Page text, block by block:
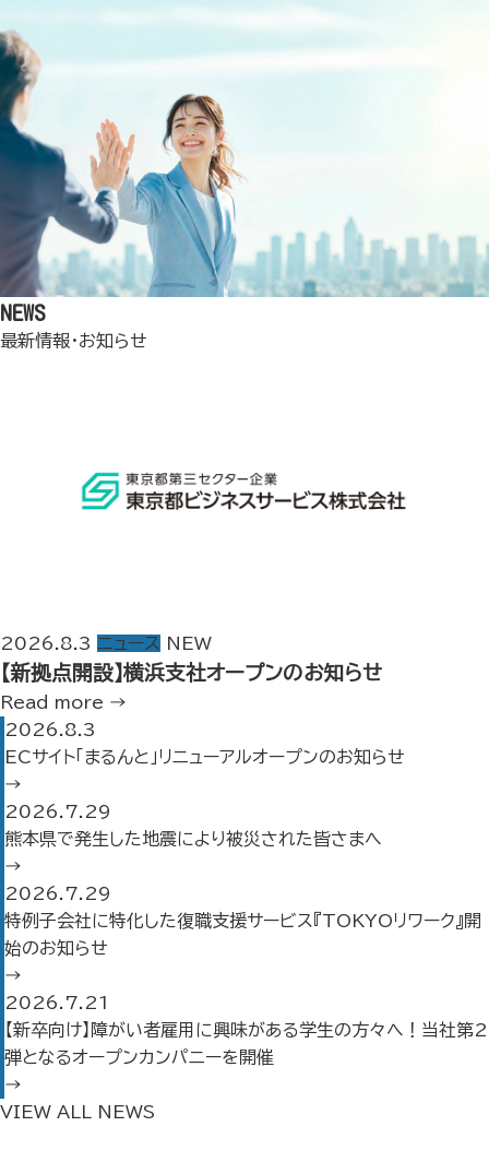
NEWS
最新情報・お知らせ
2026.8.3 ニュース NEW
【新拠点開設】横浜支社オープンのお知らせ
Read more →
2026.8.3
ECサイト「まるんと」リニューアルオープンのお知らせ
→
2026.7.29
熊本県で発生した地震により被災された皆さまへ
→
2026.7.29
特例子会社に特化した復職支援サービス『TOKYOリワーク』開
始のお知らせ
→
2026.7.21
【新卒向け】障がい者雇用に興味がある学生の方々へ！当社第2
弾となるオープンカンパニーを開催
→
VIEW ALL NEWS